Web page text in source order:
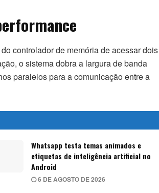
controlador de memória de acessar dois
o sistema dobra a largura de banda
paralelos para a comunicação entre a
Whatsapp testa temas animados e
etiquetas de inteligência artificial no
Android
6 DE AGOSTO DE 2026